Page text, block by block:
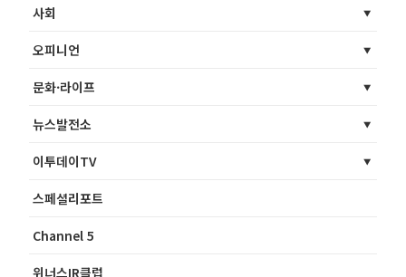
사회
오피니언
문화·라이프
뉴스발전소
이투데이TV
스페셜리포트
Channel 5
위너스IR클럽